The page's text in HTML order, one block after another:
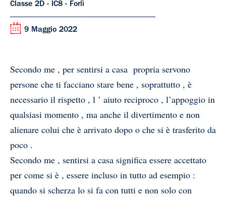
Classe 2D - IC8 - Forlì
9 Maggio 2022
Secondo me , per sentirsi a casa propria servono
persone che ti facciano stare bene , soprattutto , è
necessario il rispetto , l ’ aiuto reciproco , l’appoggio in
qualsiasi momento , ma anche il divertimento e non
alienare colui che è arrivato dopo o che si è trasferito da
poco .
Secondo me , sentirsi a casa significa essere accettato
per come si è , essere incluso in tutto ad esempio :
quando si scherza lo si fa con tutti e non solo con